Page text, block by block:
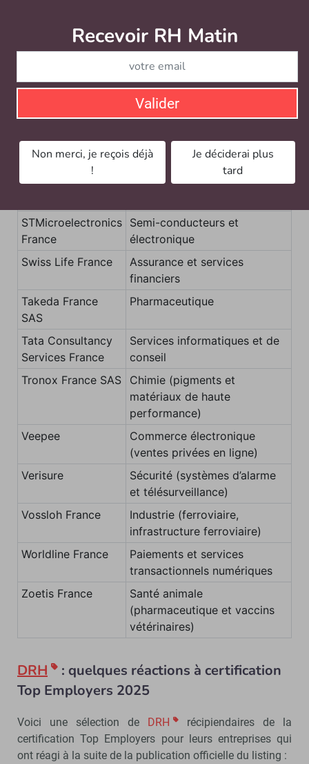
recherche
Pharmaceutique
SIG France
Matériaux de construction
France
Industrie (emballage et
papier)
Socomec
Énergie (solutions électriques
et électroniques)
Solocal
Communication et publicité
STMicroelectronics
France
Semi-conducteurs et
électronique
Swiss Life France
Assurance et services
financiers
Takeda France
SAS
Pharmaceutique
Tata Consultancy
Services France
Services informatiques et de
conseil
Tronox France SAS
Chimie (pigments et
matériaux de haute
performance)
Veepee
Commerce électronique
(ventes privées en ligne)
Verisure
Sécurité (systèmes d’alarme
et télésurveillance)
Vossloh France
Industrie (ferroviaire,
infrastructure ferroviaire)
Worldline France
Paiements et services
transactionnels numériques
Zoetis France
Santé animale
(pharmaceutique et vaccins
vétérinaires)
DRH
: quelques réactions à certification
Top Employers 2025
Voici une sélection de DRH
récipiendaires de la
certification Top Employers pour leurs entreprises qui
ont réagi à la suite de la publication officielle du listing :
Recevoir RH Matin
Valider
Non merci, je reçois déjà
!
Je déciderai plus
tard